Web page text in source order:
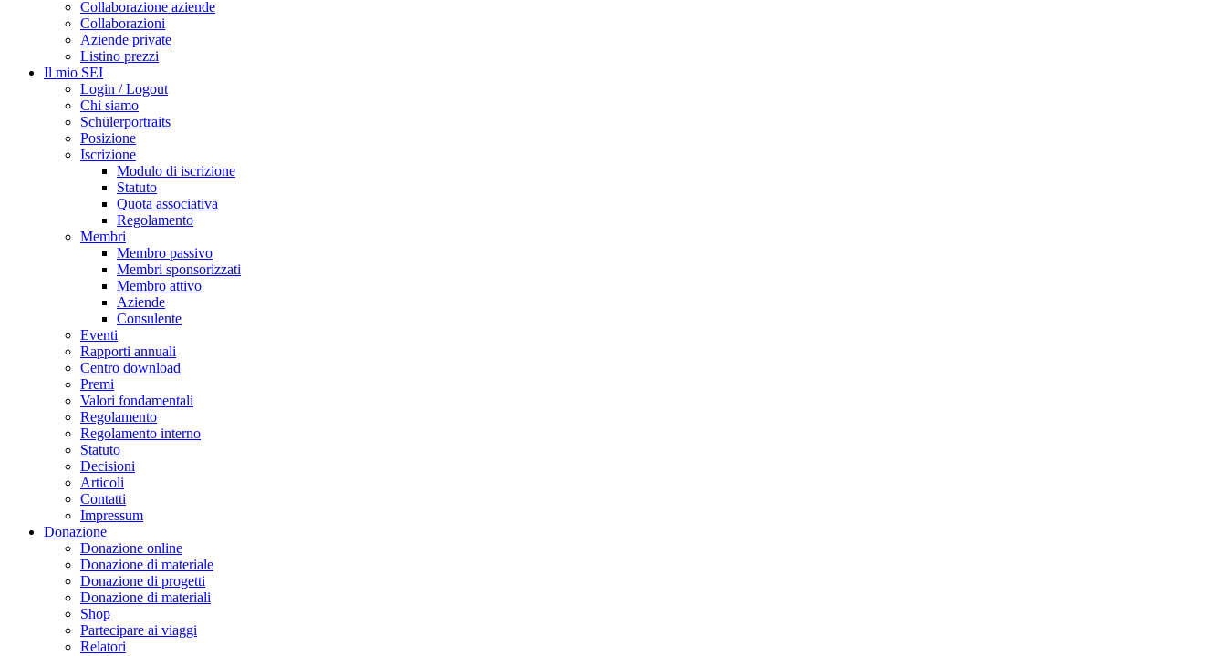
Collaborazione aziende
Collaborazioni
Aziende private
Listino prezzi
Il mio SEI
Login / Logout
Chi siamo
Schülerportraits
Posizione
Iscrizione
Modulo di iscrizione
Statuto
Quota associativa
Regolamento
Membri
Membro passivo
Membri sponsorizzati
Membro attivo
Aziende
Consulente
Eventi
Rapporti annuali
Centro download
Premi
Valori fondamentali
Regolamento
Regolamento interno
Statuto
Decisioni
Articoli
Contatti
Impressum
Donazione
Donazione online
Donazione di materiale
Donazione di progetti
Donazione di materiali
Shop
Partecipare ai viaggi
Relatori